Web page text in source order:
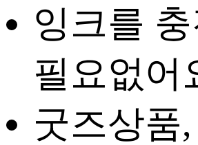
잉크를
필요없어
굿즈상품